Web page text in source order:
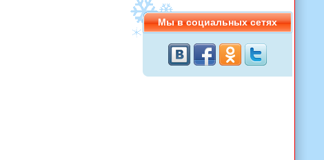
Мы в социальных сетях